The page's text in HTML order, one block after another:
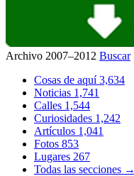
Archivo 2007–2012 Buscar
Cosas de aquí3,634
Noticias 1,741
Calles 1,544
Curiosidades 1,242
Artículos 1,041
Fotos 853
Lugares 267
Todas las secciones →